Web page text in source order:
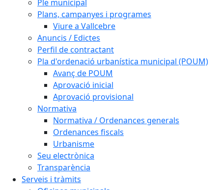
Ple municipal
Plans, campanyes i programes
Viure a Vallcebre
Anuncis / Edictes
Perfil de contractant
Pla d'ordenació urbanística municipal (POUM)
Avanç de POUM
Aprovació inicial
Aprovació provisional
Normativa
Normativa / Ordenances generals
Ordenances fiscals
Urbanisme
Seu electrònica
Transparència
Serveis i tràmits